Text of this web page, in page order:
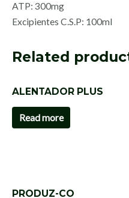
ATP: 300mg
Excipientes C.S.P: 100ml
Related
ALENTADOR PLUS
Read more
PRODUZ-CO